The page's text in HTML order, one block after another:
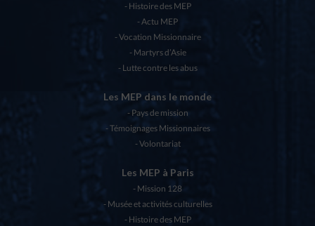
Histoire des MEP
Actu MEP
Vocation Missionnaire
Martyrs d’Asie
Lutte contre les abus
Les MEP dans le monde
Pays de mission
Témoignages Missionnaires
Volontariat
Les MEP à Paris
Mission 128
Musée et activités culturelles
Histoire des MEP